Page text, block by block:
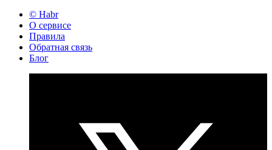
© Habr
О сервисе
Правила
Обратная связь
Блог